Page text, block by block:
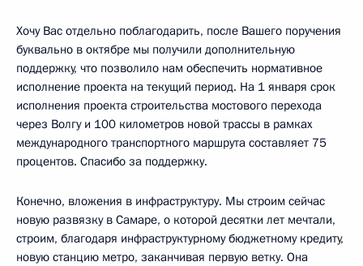
Хочу Вас отдельно поблагодарить, после Вашего поручения
буквально в октябре мы получили дополнительную
поддержку, что позволило нам обеспечить нормативное
исполнение проекта на текущий период. На 1 января срок
исполнения проекта строительства мостового перехода
через Волгу и 100 километров новой трассы в рамках
международного транспортного маршрута составляет 75
процентов. Спасибо за поддержку.
Конечно, вложения в инфраструктуру. Мы строим сейчас
новую развязку в Самаре, о которой десятки лет мечтали,
строим, благодаря инфраструктурному бюджетному кредиту,
новую станцию метро, заканчивая первую ветку. Она